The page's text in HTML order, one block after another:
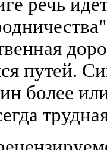
речь
путей.
более